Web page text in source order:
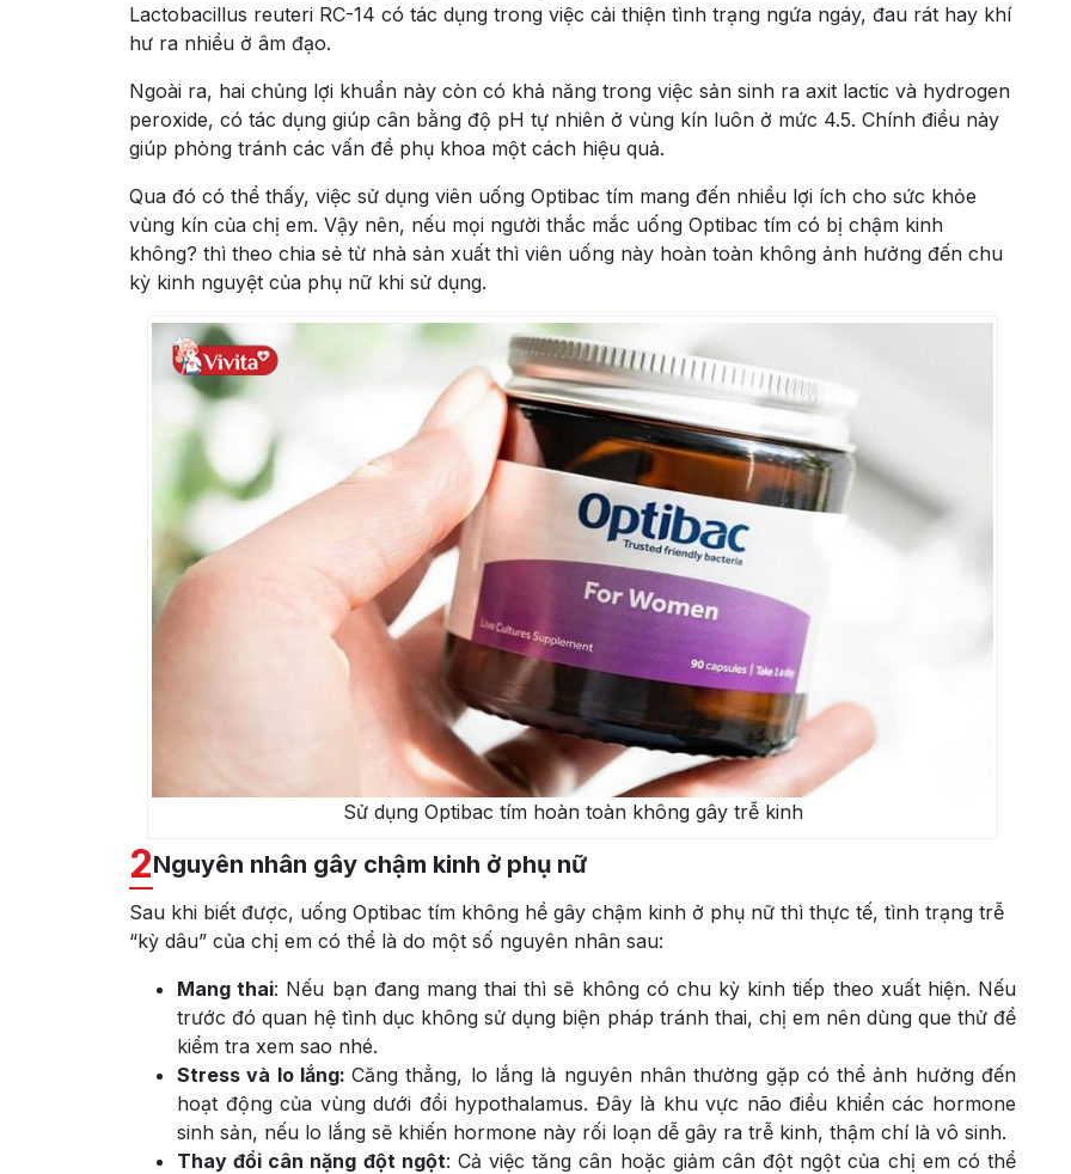
Lactobacillus reuteri RC-14 có tác dụng trong việc cải thiện tình trạng ngứa ngáy, đau rát hay khí
hư ra nhiều ở âm đạo.
Ngoài ra, hai chủng lợi khuẩn này còn có khả năng trong việc sản sinh ra axit lactic và hydrogen
peroxide, có tác dụng giúp cân bằng độ pH tự nhiên ở vùng kín luôn ở mức 4.5. Chính điều này
giúp phòng tránh các vấn đề phụ khoa một cách hiệu quả.
Qua đó có thể thấy, việc sử dụng viên uống Optibac tím mang đến nhiều lợi ích cho sức khỏe
vùng kín của chị em. Vậy nên, nếu mọi người thắc mắc uống Optibac tím có bị chậm kinh
không? thì theo chia sẻ từ nhà sản xuất thì viên uống này hoàn toàn không ảnh hưởng đến chu
kỳ kinh nguyệt của phụ nữ khi sử dụng.
Sử dụng Optibac tím hoàn toàn không gây trễ kinh
2Nguyên nhân gây chậm kinh ở phụ nữ
Sau khi biết được, uống Optibac tím không hề gây chậm kinh ở phụ nữ thì thực tế, tình trạng trễ
“kỳ dâu” của chị em có thể là do một số nguyên nhân sau:
Mang thai: Nếu bạn đang mang thai thì sẽ không có chu kỳ kinh tiếp theo xuất hiện. Nếu
trước đó quan hệ tình dục không sử dụng biện pháp tránh thai, chị em nên dùng que thử để
kiểm tra xem sao nhé.
Stress và lo lắng:Căng thẳng, lo lắng là nguyên nhân thường gặp có thể ảnh hưởng đến
hoạt động của vùng dưới đồi hypothalamus. Đây là khu vực não điều khiển các hormone
sinh sản, nếu lo lắng sẽ khiến hormone này rối loạn dễ gây ra trễ kinh, thậm chí là vô sinh.
Thay đổi cân nặng đột ngột: Cả việc tăng cân hoặc giảm cân đột ngột của chị em có thể